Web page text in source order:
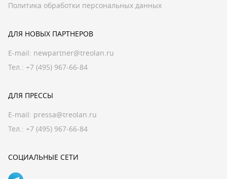
Политика обработки персональных данных
ДЛЯ НОВЫХ ПАРТНЕРОВ
E-mail: newpartner@treolan.ru
Тел.: +7 (495) 967-66-84
ДЛЯ ПРЕССЫ
E-mail: pressa@treolan.ru
Тел.: +7 (495) 967-66-84
СОЦИАЛЬНЫЕ СЕТИ